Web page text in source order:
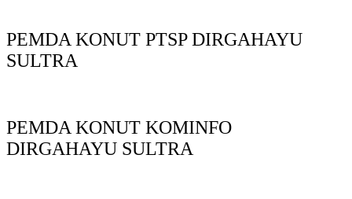
PEMDA KONUT PTSP DIRGAHAYU
SULTRA
PEMDA KONUT KOMINFO
DIRGAHAYU SULTRA